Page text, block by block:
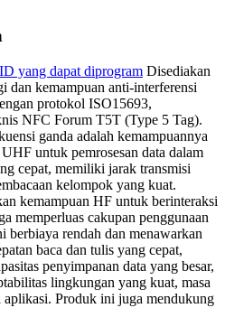
yang dapat diprogram Disediakan
dan kemampuan anti-interferensi
protokol ISO15693,
NFC Forum T5T (Type 5 Tag).
ganda adalah kemampuannya
untuk pemrosesan data dalam
cepat, memiliki jarak transmisi
kelompok yang kuat.
kemampuan HF untuk berinteraksi
memperluas cakupan penggunaan
rendah dan menawarkan
baca dan tulis yang cepat,
penyimpanan data yang besar,
lingkungan yang kuat, masa
aplikasi. Produk ini juga mendukung